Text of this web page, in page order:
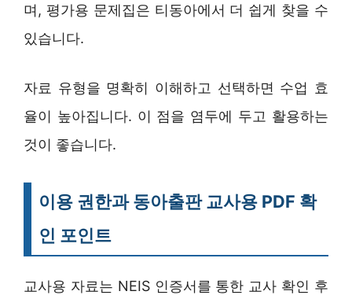
며, 평가용 문제집은 티동아에서 더 쉽게 찾을 수
있습니다.
자료 유형을 명확히 이해하고 선택하면 수업 효
율이 높아집니다. 이 점을 염두에 두고 활용하는
것이 좋습니다.
이용 권한과 동아출판 교사용 PDF 확
인 포인트
교사용 자료는 NEIS 인증서를 통한 교사 확인 후